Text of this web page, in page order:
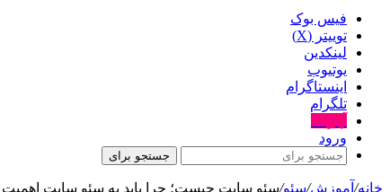
فیس بوک
توییتر (X)
لینکدین
یوتیوب
اینستاگرام
تلگرام
ورود
جستجو برای
خانه/ آموزش/سئو/سئو سایت چیست؛ چرا باید به سئو سایت اهمیت